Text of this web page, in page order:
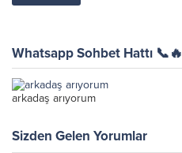
Whatsapp Sohbet Hattı 📞🔥
arkadaş arıyorum
Sizden Gelen Yorumlar